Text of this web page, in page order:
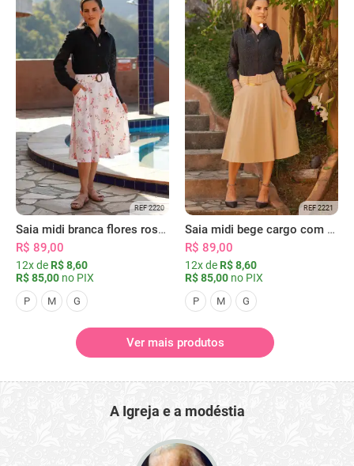
REF 2220
Saia midi branca flores rosas com bolsos
R$ 89,00
12x de R$ 8,60
R$ 85,00 no PIX
P M G
REF 2221
Saia midi bege cargo com bolsos
R$ 89,00
12x de R$ 8,60
R$ 85,00 no PIX
P M G
Ver mais produtos
A Igreja e a modéstia